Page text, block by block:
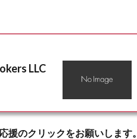
LLC
援のクリックをお願いします。